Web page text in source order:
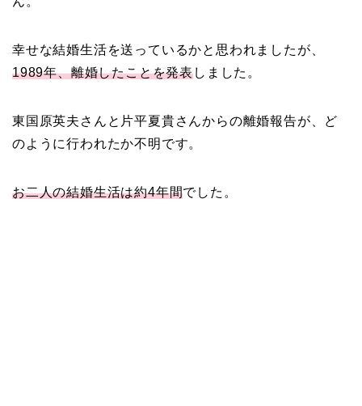
幸せな結婚生活を送っているかと思われましたが、
1989年、離婚したことを発表しました。
東国原英夫さんと片平夏貴さんからの離婚報告が、ど
のように行われたか不明です。
お二人の結婚生活は約4年間でした。